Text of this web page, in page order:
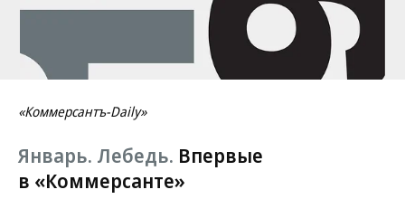
«Коммерсантъ-Daily»
Январь. Лебедь. Впервые
в «Коммерсанте»